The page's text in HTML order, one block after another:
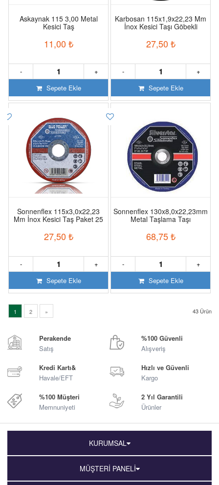
Askaynak 115 3,00 Metal
Kesici Taş
11,00 ₺
+
-
Sepete Ekle
Karbosan 115x1,9x22,23 Mm
İnox Kesici Taşı Göbekli
27,50 ₺
+
-
Sepete Ekle
Sonnenflex 115x3,0x22,23
Mm İnox Kesici Taş Paket 25
27,50 ₺
+
-
Sepete Ekle
Sonnenflex 130x8,0x22,23mm
Metal Taşlama Taşı
68,75₺
+
-
Sepete Ekle
43 Ürün
1 2 »
Perakende
Satış
%100 Güvenli
Alışveriş
Kredi Kartı&
Havale/EFT
Hızlı ve Güvenli
Kargo
%100 Müşteri
Memnuniyeti
2 Yıl Garantili
Ürünler
KURUMSAL
MÜŞTERİ PANELİ